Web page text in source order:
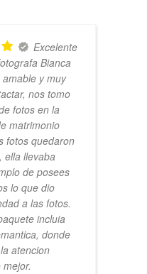
Excelente
Bianca
y muy
nos tomo
fotos en la
matrimonio
fotos quedaron
ella llevaba
de posees
lo que dio
a las fotos.
incluia
donde
atencion